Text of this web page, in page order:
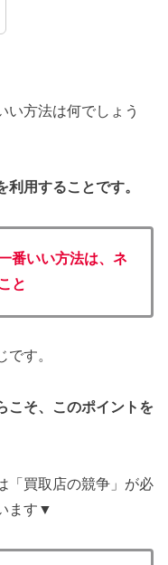
い方法は何でしょう
用することです。
番いい方法は、ネ
と
す。
こそ、このポイントを
「買取店の競争」が必
ます▼